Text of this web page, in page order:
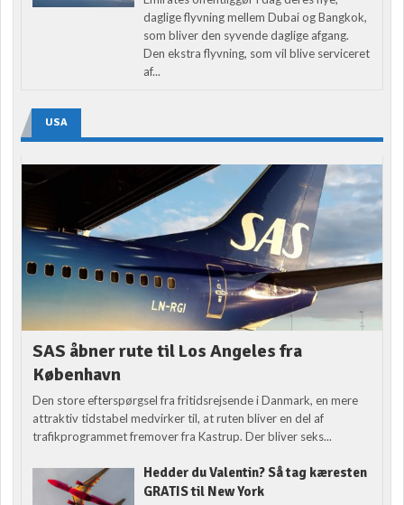
daglige flyvning mellem Dubai og Bangkok,
som bliver den syvende daglige afgang.
Den ekstra flyvning, som vil blive serviceret
af...
USA
SAS åbner rute til Los Angeles fra
København
Den store efterspørgsel fra fritidsrejsende i Danmark, en mere
attraktiv tidstabel medvirker til, at ruten bliver en del af
trafikprogrammet fremover fra Kastrup. Der bliver seks...
Hedder du Valentin? Så tag kæresten
GRATIS til New York